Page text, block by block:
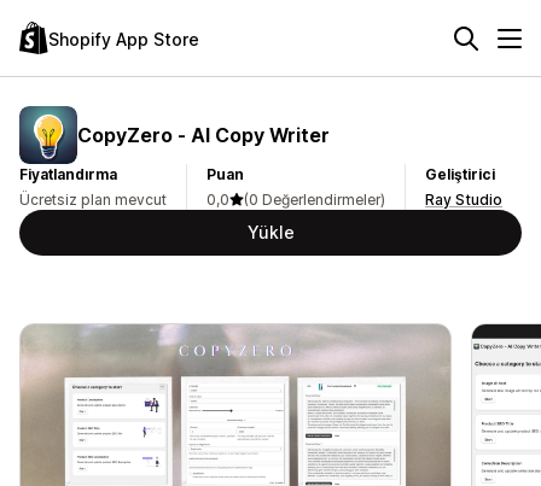
Shopify App Store
CopyZero ‑ AI Copy Writer
Fiyatlandırma
Ücretsiz plan mevcut
Puan
0,0
(0 Değerlendirmeler)
Geliştirici
Ray Studio
Yükle